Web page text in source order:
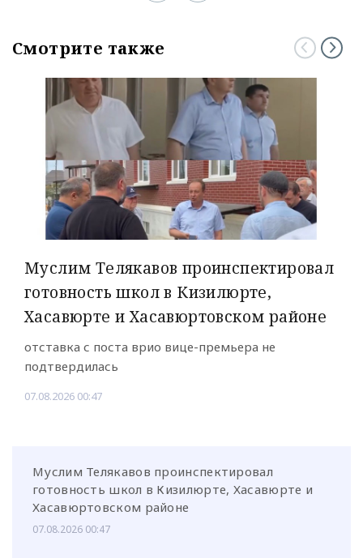
Смотрите также
Муслим Телякавов проинспектировал
готовность школ в Кизилюрте,
Хасавюрте и Хасавюртовском районе
отставка с поста врио вице-премьера не
подтвердилась
07.08.2026 00:47
Муслим Телякавов проинспектировал
готовность школ в Кизилюрте, Хасавюрте и
Хасавюртовском районе
07.08.2026 00:47